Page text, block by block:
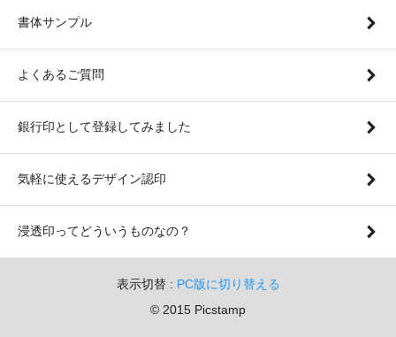
書体サンプル
よくあるご質問
銀行印として登録してみました
気軽に使えるデザイン認印
浸透印ってどういうものなの？
表示切替 : PC版に切り替える
© 2015 Picstamp